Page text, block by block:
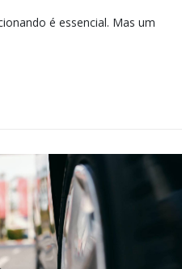
é essencial. Mas um